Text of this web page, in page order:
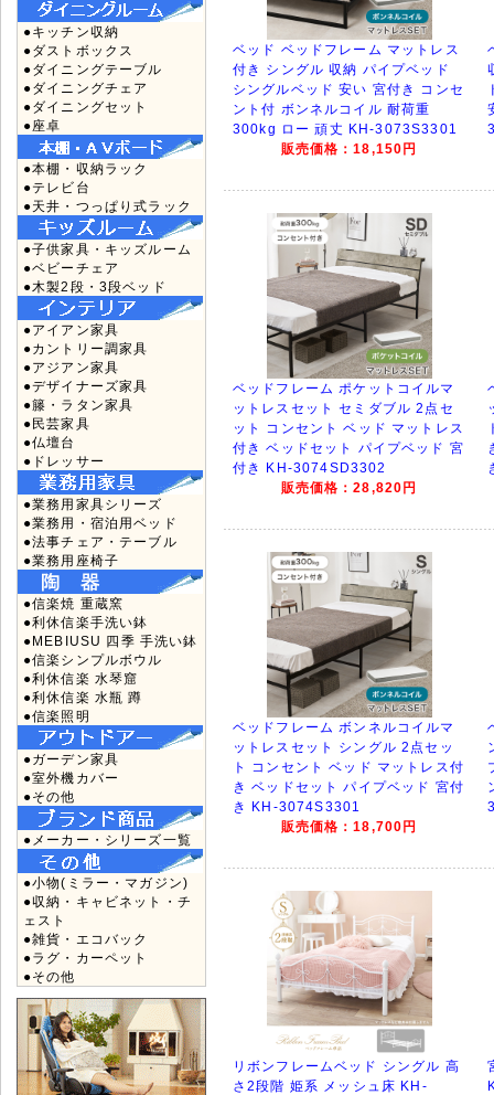
●キッチン収納
●ダストボックス
●ダイニングテーブル
●ダイニングチェア
●ダイニングセット
●座卓
●本棚・収納ラック
●テレビ台
●天井・つっぱり式ラック
●子供家具・キッズルーム
●ベビーチェア
●木製2段・3段ベッド
●アイアン家具
●カントリー調家具
●アジアン家具
●デザイナーズ家具
●籐・ラタン家具
●民芸家具
●仏壇台
●ドレッサー
●業務用家具シリーズ
●業務用・宿泊用ベッド
●法事チェア・テーブル
●業務用座椅子
●信楽焼 重蔵窯
●利休信楽手洗い鉢
●MEBIUSU 四季 手洗い鉢
●信楽シンプルボウル
●利休信楽 水琴窟
●利休信楽 水瓶 蹲
●信楽照明
●ガーデン家具
●室外機カバー
●その他
●メーカー・シリーズ一覧
●小物(ミラー・マガジン)
●収納・キャビネット・チ
ェスト
●雑貨・エコバック
●ラグ・カーペット
●その他
ベッド ベッドフレーム マットレス
付き シングル 収納 パイプベッド
シングルベッド 安い 宮付き コンセ
ント付 ボンネルコイル 耐荷重
300kg ロー 頑丈 KH-3073S3301
販売価格：18,150円
ベッドフレーム ポケットコイルマ
ットレスセット セミダブル 2点セ
ット コンセント ベッド マットレス
付き ベッドセット パイプベッド 宮
付き KH-3074SD3302
販売価格：28,820円
ベッドフレーム ボンネルコイルマ
ットレスセット シングル 2点セッ
ト コンセント ベッド マットレス付
き ベッドセット パイプベッド 宮付
き KH-3074S3301
販売価格：18,700円
リボンフレームベッド シングル 高
さ2段階 姫系 メッシュ床 KH-